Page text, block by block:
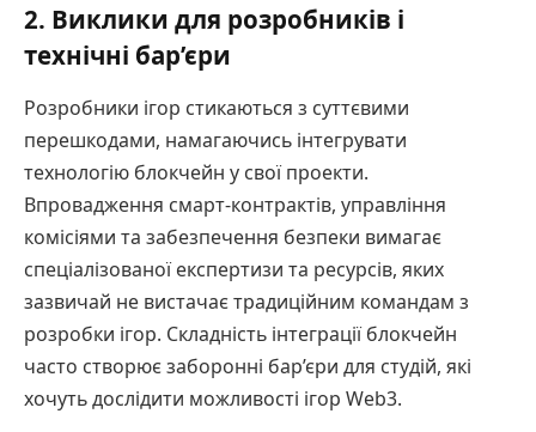
2. Виклики для розробників і
технічні бар’єри
Розробники ігор стикаються з суттєвими
перешкодами, намагаючись інтегрувати
технологію блокчейн у свої проекти.
Впровадження смарт-контрактів, управління
комісіями та забезпечення безпеки вимагає
спеціалізованої експертизи та ресурсів, яких
зазвичай не вистачає традиційним командам з
розробки ігор. Складність інтеграції блокчейн
часто створює заборонні бар’єри для студій, які
хочуть дослідити можливості ігор Web3.